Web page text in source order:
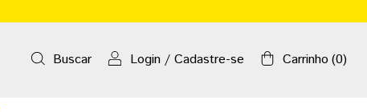
Buscar Login / Cadastre-se Carrinho (0)